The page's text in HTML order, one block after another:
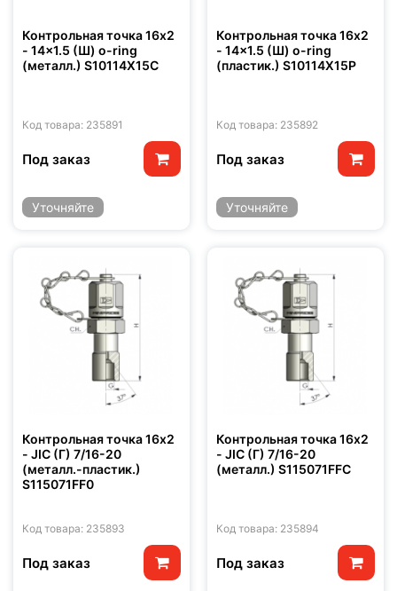
Контрольная точка 16x2
- 14x1.5 (Ш) o-ring
(металл.) S10114X15C
Код товара: 235891
Под заказ
Уточняйте
Контрольная точка 16x2
- 14x1.5 (Ш) o-ring
(пластик.) S10114X15P
Код товара: 235892
Под заказ
Уточняйте
Контрольная точка 16x2
- JIC (Г) 7/16-20
(металл.-пластик.)
S115071FF0
Код товара: 235893
Под заказ
Контрольная точка 16x2
- JIC (Г) 7/16-20
(металл.) S115071FFC
Код товара: 235894
Под заказ